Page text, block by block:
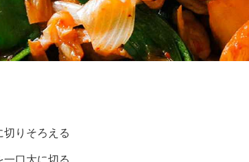
切りそろえる
一口大に切る